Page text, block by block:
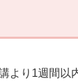
より1週間以